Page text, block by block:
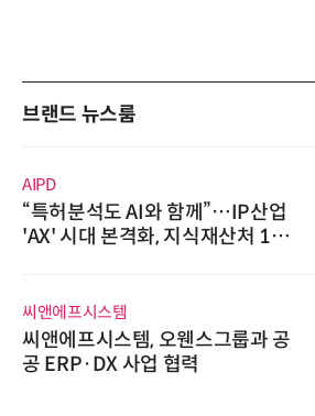
브랜드 뉴스룸
AIPD
“특허분석도 AI와 함께”…IP산업
'AX' 시대 본격화, 지식재산처 1호
씨앤에프시스템
씨앤에프시스템, 오웬스그룹과 공
공 ERP·DX 사업 협력